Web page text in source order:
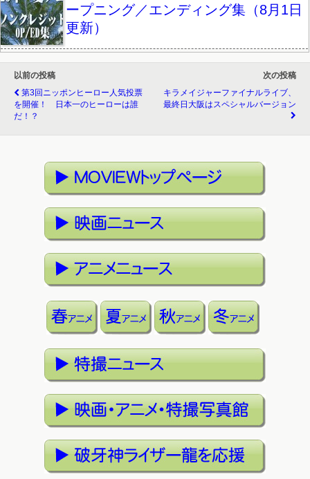
ープニング／エンディング集（8月1日
更新）
以前の投稿
第3回ニッポンヒーロー人気投票
を開催！ 日本一のヒーローは誰
だ！？
次の投稿
キラメイジャーファイナルライブ、
最終日大阪はスペシャルバージョン